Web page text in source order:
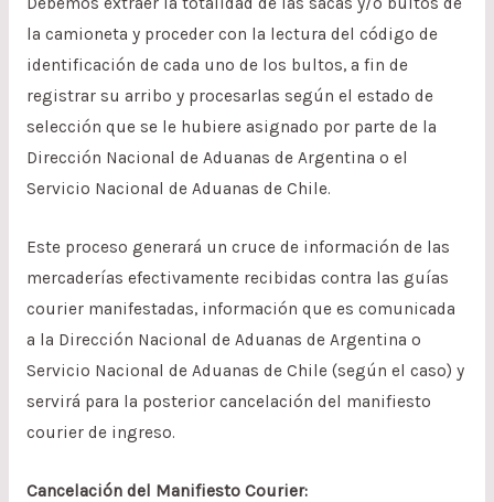
la camioneta y proceder con la lectura del código de
identificación de cada uno de los bultos, a fin de
registrar su arribo y procesarlas según el estado de
selección que se le hubiere asignado por parte de la
Dirección Nacional de Aduanas de Argentina o el
Servicio Nacional de Aduanas de Chile.
Este proceso generará un cruce de información de las
mercaderías efectivamente recibidas contra las guías
courier manifestadas, información que es comunicada
a la Dirección Nacional de Aduanas de Argentina o
Servicio Nacional de Aduanas de Chile (según el caso) y
servirá para la posterior cancelación del manifiesto
courier de ingreso.
Cancelación del Manifiesto Courier: